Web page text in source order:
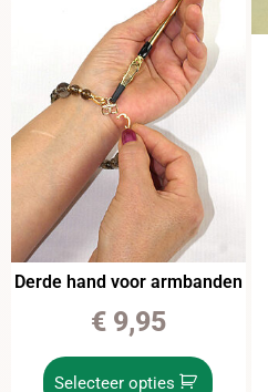
Derde hand voor armbanden
€9,95
Selecteer opties